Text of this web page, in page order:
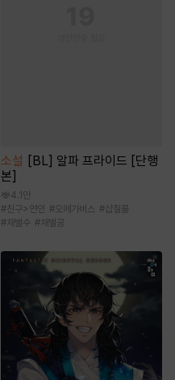
소설 [BL] 알파 프라이드 [단행
본]
4.1만
#친구>연인 #오메가버스 #삽질물
#재벌수 #재벌공